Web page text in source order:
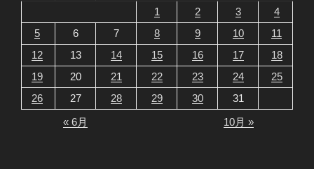
1
2 3
4
5
6 7 8 9 10
11
12
13 14 15 16 17
18
19
20 21 22 23 24
25
26
27 28 29 30
31
« 6月
10月 »